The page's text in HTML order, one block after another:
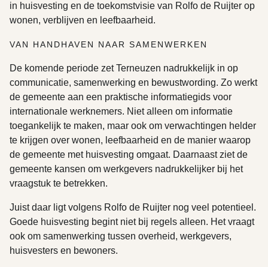
in huisvesting en de toekomstvisie van Rolfo de Ruijter op
wonen, verblijven en leefbaarheid.
VAN HANDHAVEN NAAR SAMENWERKEN
De komende periode zet Terneuzen nadrukkelijk in op
communicatie, samenwerking en bewustwording. Zo werkt
de gemeente aan een praktische informatiegids voor
internationale werknemers. Niet alleen om informatie
toegankelijk te maken, maar ook om verwachtingen helder
te krijgen over wonen, leefbaarheid en de manier waarop
de gemeente met huisvesting omgaat. Daarnaast ziet de
gemeente kansen om werkgevers nadrukkelijker bij het
vraagstuk te betrekken.
Juist daar ligt volgens Rolfo de Ruijter nog veel potentieel.
Goede huisvesting begint niet bij regels alleen. Het vraagt
ook om samenwerking tussen overheid, werkgevers,
huisvesters en bewoners.